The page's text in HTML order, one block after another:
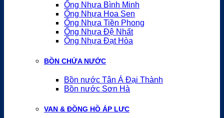
Ống Nhựa Bình Minh
Ống Nhựa Hoa Sen
Ống Nhựa Tiền Phong
Ống Nhựa Đệ Nhất
Ống Nhựa Đạt Hòa
BỒN CHỨA NƯỚC
Bồn nước Tân Á Đại Thành
Bồn nước Sơn Hà
VAN & ĐỒNG HỒ ÁP LỰC